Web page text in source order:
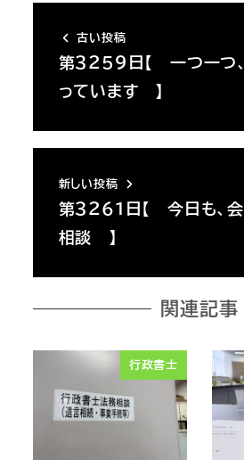
古い投稿
第３２５９日【 一つ一つ
っています 】
新しい投稿
第３２６１日【 今日も、
相談 】
関連記事
行政書士